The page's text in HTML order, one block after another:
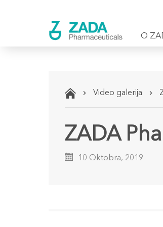
O
Video galerija
ZADA
10 Oktobra, 2019